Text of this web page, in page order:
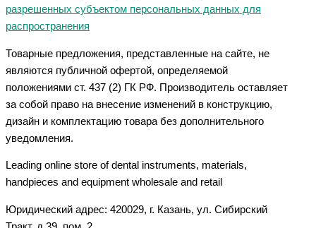
разрешенных субъектом персональных данных для
распространения
Товарные предложения, представленные на сайте, не
являются публичной офертой, определяемой
положениями ст. 437 (2) ГК РФ. Производитель оставляет
за собой право на внесение изменений в конструкцию,
дизайн и комплектацию товара без дополнительного
уведомления.
Leading online store of dental instruments, materials,
handpieces and equipment wholesale and retail
Юридический адрес: 420029, г. Казань, ул. Сибирский